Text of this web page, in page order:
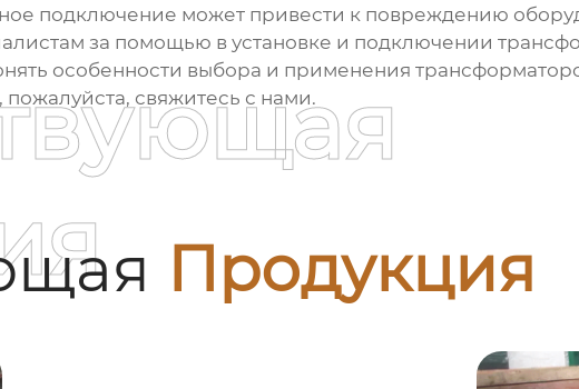
подключение может привести к повреждению
за помощью в установке и подключении
особенности выбора и применения
свяжитесь с нами.
Продукция